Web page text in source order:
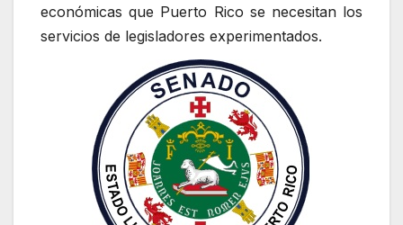
económicas que Puerto Rico se necesitan los
servicios de legisladores experimentados.